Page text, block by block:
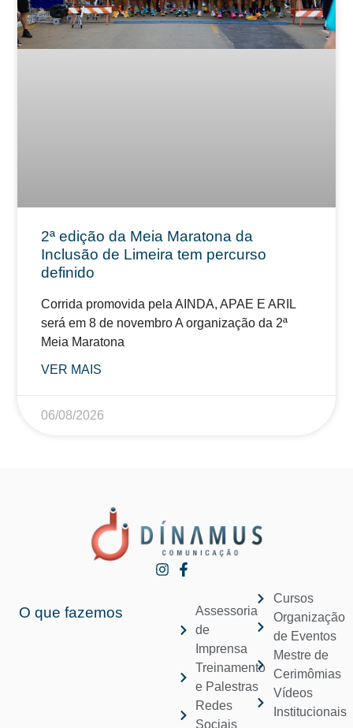
2ª edição da Meia Maratona da
Inclusão de Limeira tem percurso
definido
Corrida promovida pela AINDA, APAE E ARIL
será em 8 de novembro A organização da 2ª
Meia Maratona
VER MAIS
06/08/2026
O que fazemos
Assessoria
de
Imprensa
Treinamento
e Palestras
Redes
Sociais
Cursos
Organização
de Eventos
Mestre de
Cerimômias
Vídeos
Institucionais